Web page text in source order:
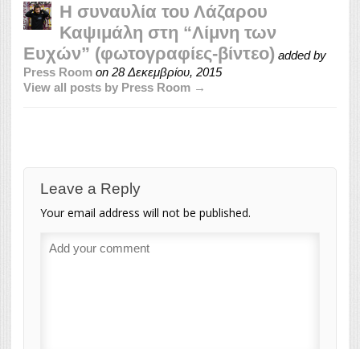
Η συναυλία του Λάζαρου
Καψιμάλη στη “Λίμνη των
Ευχών” (φωτογραφίες-βίντεο) added by
Press Room on 28 Δεκεμβρίου, 2015
View all posts by Press Room →
Leave a Reply
Your email address will not be published.